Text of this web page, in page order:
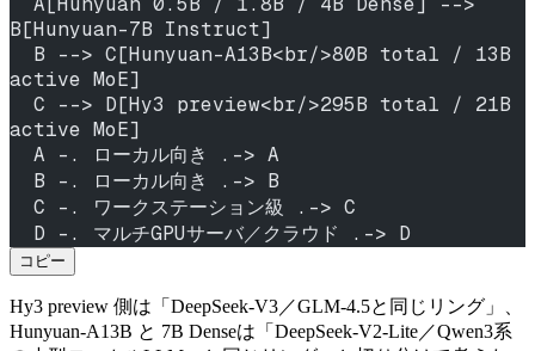
B[Hunyuan-7B Instruct]
active MoE]
active MoE]
  A -. ローカル向き .-> A
  B -. ローカル向き .-> B
  C -. ワークステーション級 .-> C
  D -. マルチGPUサーバ／クラウド .-> D
コピー
Hy3 preview 側は「DeepSeek-V3／GLM-4.5と同じリング」、
Hunyuan-A13B と 7B Denseは「DeepSeek-V2-Lite／Qwen3系